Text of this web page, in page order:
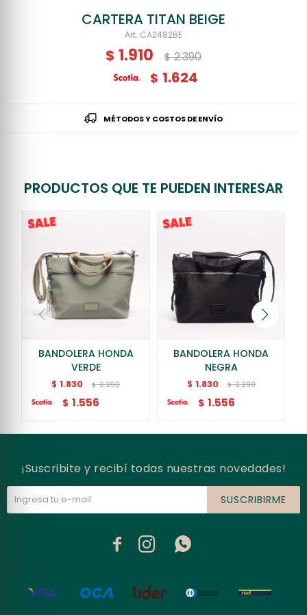
CARTERA TITAN BEIGE
CA2482BE
$ 1.910 $ 2.390
$ 1.624
MÉTODOS Y COSTOS DE ENVÍO
PRODUCTOS QUE TE PUEDEN INTERESAR
BANDOLERA HONDA
VERDE
$ 1.830 $ 2.290
$ 1.556
BANDOLERA HONDA
NEGRA
$ 1.830 $ 2.290
$ 1.556
¡Suscribite y recibí todas nuestras novedades!
SUSCRIBIRME
  